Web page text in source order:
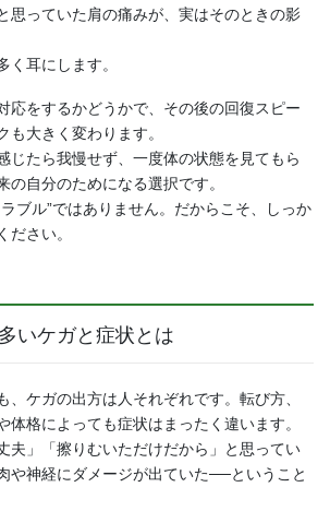
思っていた肩の痛みが、実はそのときの影
く耳にします。
応をするかどうかで、その後の回復スピー
も大きく変わります。
じたら我慢せず、一度体の状態を見てもら
の自分のためになる選択です。
ブル”ではありません。だからこそ、しっか
ださい。
いケガと症状とは
、ケガの出方は人それぞれです。転び方、
体格によっても症状はまったく違います。
夫」「擦りむいただけだから」と思ってい
や神経にダメージが出ていた──ということ